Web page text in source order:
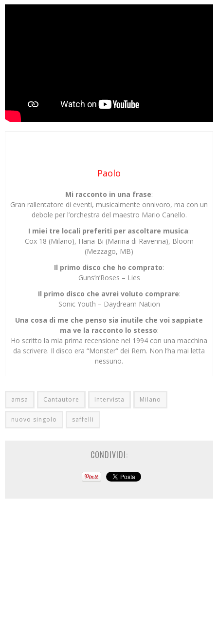
Paolo
Mi racconto in una frase:
Gran rallentatore di eventi, musicalmente onnivoro, ma con un
debole per l’orchestra del maestro Mario Canello.
I miei tre locali preferiti per ascoltare musica:
Cox 18 (Milano), Hana-Bi (Marina di Ravenna), Bloom
(Mezzago, MB)
Il primo disco che ho comprato:
Guns’n’Roses – Lies
Il primo disco che avrei voluto comprare:
Sonic Youth – Daydream Nation
Una cosa di me che penso sia inutile che voi sappiate
ma ve la racconto lo stesso:
Ho scritto la mia prima recensione nel 1994 con una macchina
da scrivere. Il disco era “Monster” dei Rem. Non l’ha mai letta
nessuno.
amsa Cantautore Intervista Milano
nuovo singolo saffelli
CONDIVIDI: